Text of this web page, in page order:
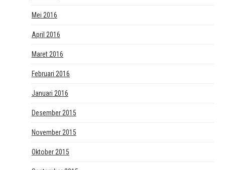
Mei 2016
April 2016
Maret 2016
Februari 2016
Januari 2016
Desember 2015
November 2015
Oktober 2015